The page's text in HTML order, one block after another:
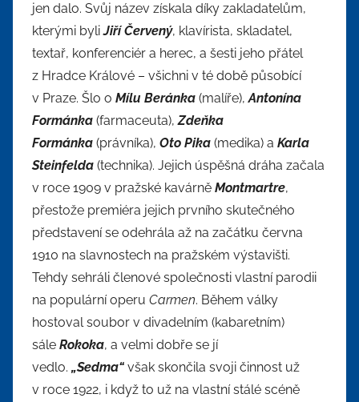
jen dalo. Svůj název získala díky zakladatelům,
kterými byliJiří Červený, klavírista, skladatel,
textař, konferenciér a herec, a šesti jeho přátel
z Hradce Králové – všichni v té době působící
v Praze. Šlo o Mílu Beránka (malíře),Antonína
Formánka (farmaceuta),Zdeňka
Formánka (právníka), Oto Pika (medika) a Karla
Steinfelda (technika). Jejich úspěšná dráha začala
v roce 1909 v pražské kavárně Montmartre,
přestože premiéra jejich prvního skutečného
představení se odehrála až na začátku června
1910 na slavnostech na pražském výstavišti.
Tehdy sehráli členové společnosti vlastní parodii
na populární operu Carmen. Během války
hostoval soubor v divadelním (kabaretním)
sále Rokoka, a velmi dobře se jí
vedlo. „Sedma“ však skončila svoji činnost už
v roce 1922, i když to už na vlastní stálé scéně